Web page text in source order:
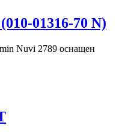
01316-70 N)
Nuvi 2789 оснащен